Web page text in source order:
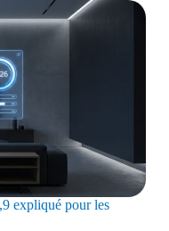
expliqué pour les